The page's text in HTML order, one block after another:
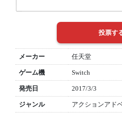
メーカー 任天堂
ゲーム機 Switch
発売日 2017/3/3
ジャンル アクションアド